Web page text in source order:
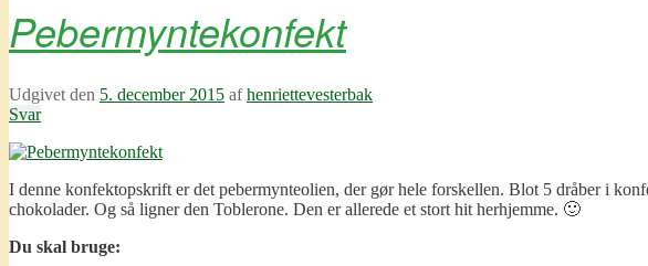
Pebermyntekonfekt
Udgivet den 5. december 2015 afhenriettevesterbak
Svar
I denne konfektopskrift er det pebermynteolien, der gør hele forskellen. Blot 5 dråber i
chokolader. Og så ligner den Toblerone. Den er allerede et stort hit herhjemme. 🙂
Du skal bruge: